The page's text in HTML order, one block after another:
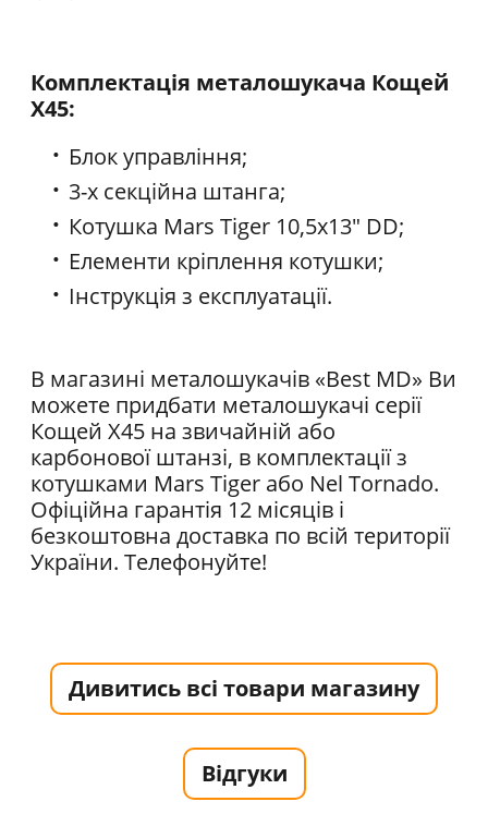
Комплектація металошукача Кощей
X45:
Блок управління;
3-х секційна штанга;
Котушка Mars Tiger 10,5x13" DD;
Елементи кріплення котушки;
Інструкція з експлуатації.
В магазині металошукачів «Best MD» Ви
можете придбати металошукачі серії
Кощей Х45 на звичайній або
карбонової штанзі, в комплектації з
котушками Mars Tiger або Nel Tornado.
Офіційна гарантія 12 місяців і
безкоштовна доставка по всій території
України. Телефонуйте!
Дивитись всі товари магазину
Відгуки